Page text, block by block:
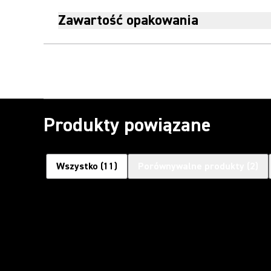
Zawartość opakowania
Produkty powiązane
Wszystko (11 )